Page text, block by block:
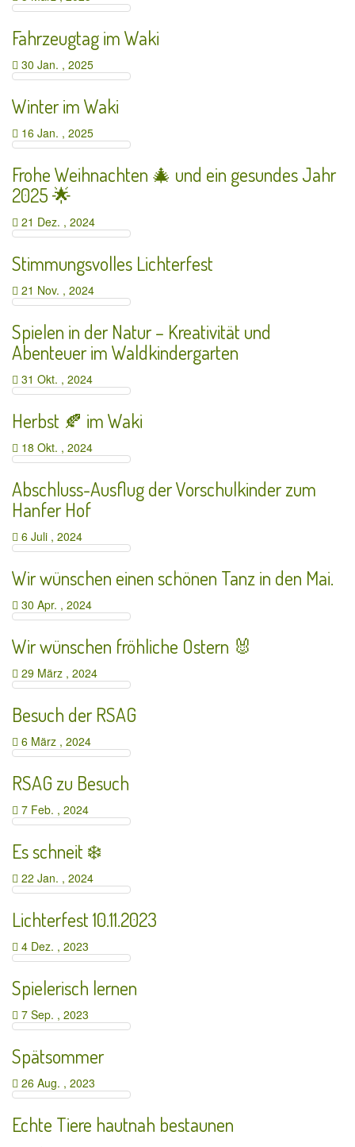
Fahrzeugtag im Waki
30 Jan. , 2025
Winter im Waki
16 Jan. , 2025
Frohe Weihnachten 🎄 und ein gesundes Jahr
2025 🌟
21 Dez. , 2024
Stimmungsvolles Lichterfest
21 Nov. , 2024
Spielen in der Natur – Kreativität und
Abenteuer im Waldkindergarten
31 Okt. , 2024
Herbst 🍂 im Waki
18 Okt. , 2024
Abschluss-Ausflug der Vorschulkinder zum
Hanfer Hof
6 Juli , 2024
Wir wünschen einen schönen Tanz in den Mai.
30 Apr. , 2024
Wir wünschen fröhliche Ostern 🐰
29 März , 2024
Besuch der RSAG
6 März , 2024
RSAG zu Besuch
7 Feb. , 2024
Es schneit ❄️
22 Jan. , 2024
Lichterfest 10.11.2023
4 Dez. , 2023
Spielerisch lernen
7 Sep. , 2023
Spätsommer
26 Aug. , 2023
Echte Tiere hautnah bestaunen